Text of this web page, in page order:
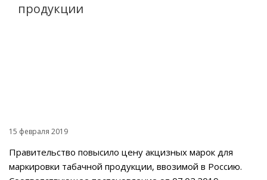
продукции
15 февраля 2019
Правительство повысило цену акцизных марок для
маркировки табачной продукции, ввозимой в Россию.